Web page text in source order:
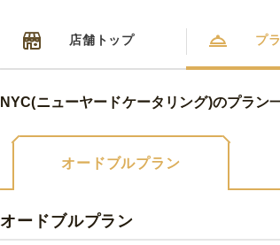
店舗トップ プ
NYC(ニューヤードケータリング)のプラン
オードブルプラン
オードブルプラン